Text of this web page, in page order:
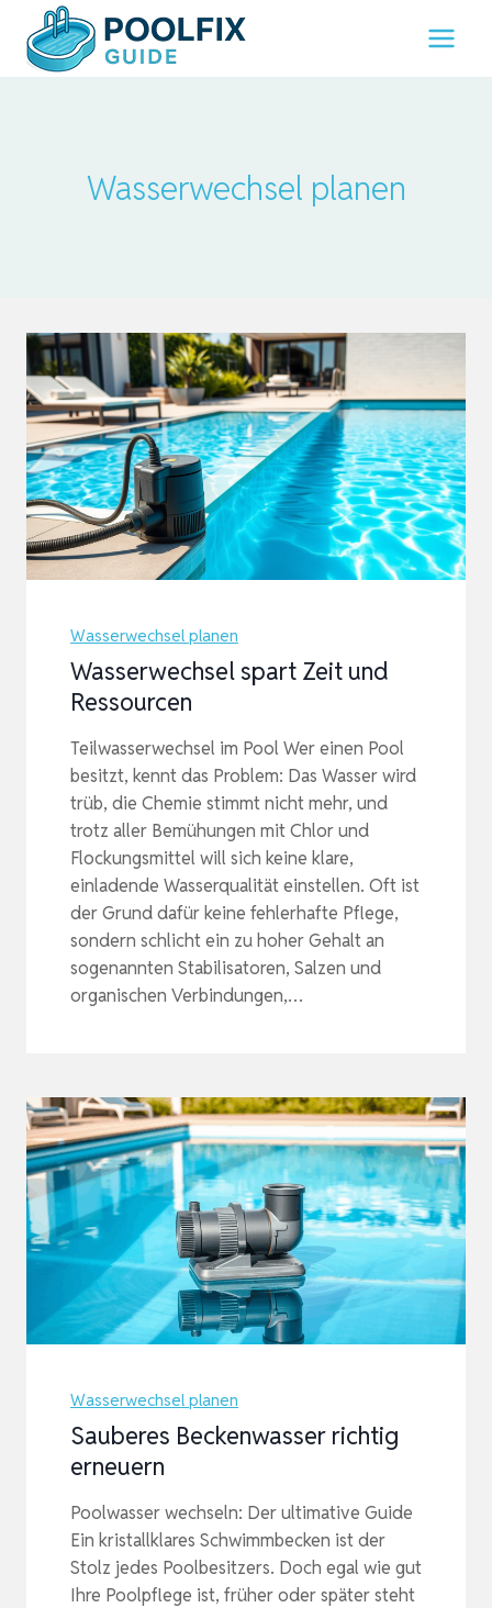
Inhalt
springen
Wasserwechsel planen
Wasserwechsel planen
Wasserwechsel spart Zeit und
Ressourcen
Teilwasserwechsel im Pool Wer einen Pool
besitzt, kennt das Problem: Das Wasser wird
trüb, die Chemie stimmt nicht mehr, und
trotz aller Bemühungen mit Chlor und
Flockungsmittel will sich keine klare,
einladende Wasserqualität einstellen. Oft ist
der Grund dafür keine fehlerhafte Pflege,
sondern schlicht ein zu hoher Gehalt an
sogenannten Stabilisatoren, Salzen und
organischen Verbindungen,…
Wasserwechsel planen
Sauberes Beckenwasser richtig
erneuern
Poolwasser wechseln: Der ultimative Guide
Ein kristallklares Schwimmbecken ist der
Stolz jedes Poolbesitzers. Doch egal wie gut
Ihre Poolpflege ist, früher oder später steht